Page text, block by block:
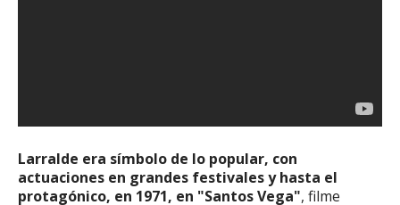
Larralde era símbolo de lo popular, con
actuaciones en grandes festivales y hasta el
protagónico, en 1971, en "Santos Vega", filme